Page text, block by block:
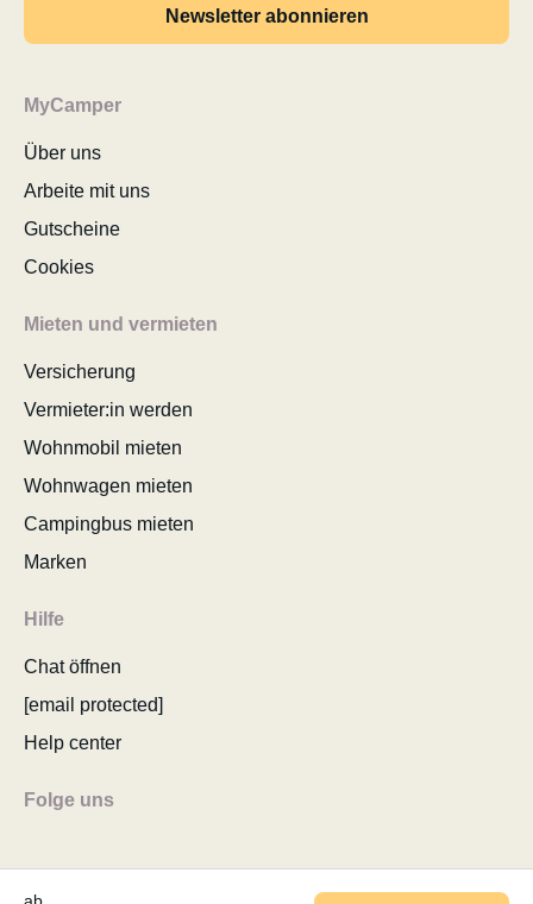
Newsletter abonnieren
MyCamper
Über uns
Arbeite mit uns
Gutscheine
Cookies
Mieten und vermieten
Versicherung
Vermieter:in werden
Wohnmobil mieten
Wohnwagen mieten
Campingbus mieten
Marken
Hilfe
Chat öffnen
[email protected]
Help center
Folge uns